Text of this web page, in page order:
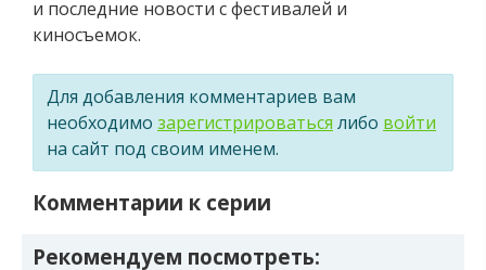
и последние новости с фестивалей и
киносъемок.
Для добавления комментариев вам
необходимо зарегистрироваться либо войти
на сайт под своим именем.
Комментарии к серии
Рекомендуем посмотреть: